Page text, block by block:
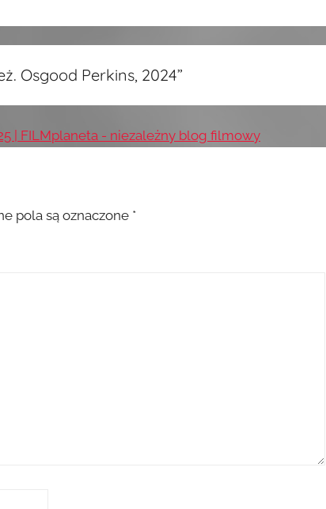
Osgood Perkins, 2024”
| FILMplaneta - niezależny blog filmowy
pola są oznaczone *